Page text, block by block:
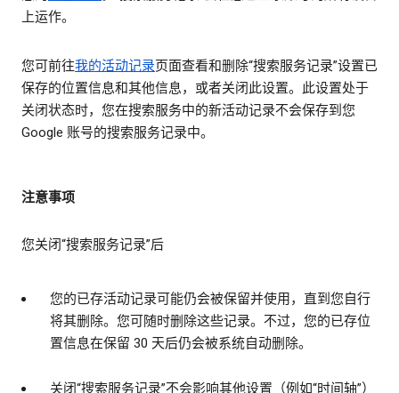
上运作。
您可前往我的活动记录页面查看和删除“搜索服务记录”设置已
保存的位置信息和其他信息，或者关闭此设置。此设置处于
关闭状态时，您在搜索服务中的新活动记录不会保存到您
Google 账号的搜索服务记录中。
注意事项
您关闭“搜索服务记录”后
您的已存活动记录可能仍会被保留并使用，直到您自行
将其删除。您可随时删除这些记录。不过，您的已存位
置信息在保留 30 天后仍会被系统自动删除。
关闭“搜索服务记录”不会影响其他设置（例如“时间轴”）